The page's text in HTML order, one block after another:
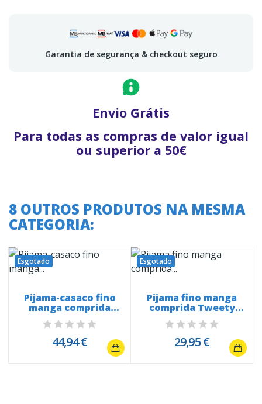
Garantia de segurança & checkout seguro
Envio Grátis
Para todas as compras de valor igual
ou superior a 50€
8 OUTROS PRODUTOS NA MESMA
CATEGORIA:
Esgotado
Pijama-casaco fino
manga comprida
290020...
44,94 €
Esgotado
Pijama fino manga
comprida Tweety
Lovely Floral...
29,95 €